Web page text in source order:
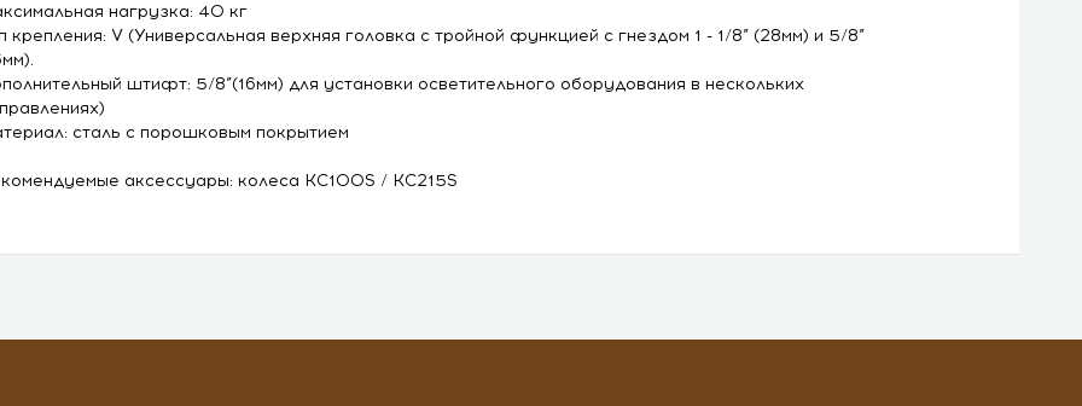
нагрузка: 40 кг
крепления: V (Универсальная верхняя головка с тройной функцией с гнездом 1 - 1/8” (28мм) и 5/8”
штифт: 5/8”(16мм) для установки осветительного оборудования в нескольких
сталь с порошковым покрытием
аксессуары: колеса KC100S / KC215S